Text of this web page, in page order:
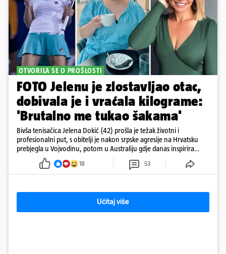
OTVORILA SE O PROŠLOSTI
FOTO Jelenu je zlostavljao otac,
dobivala je i vraćala kilograme:
'Brutalno me tukao šakama'
Bivša tenisačica Jelena Dokić (42) prošla je težak životni i
profesionalni put, s obitelji je nakon srpske agresije na Hrvatsku
prebjegla u Vojvodinu, potom u Australiju gdje danas inspirira
18 53
Učitaj više